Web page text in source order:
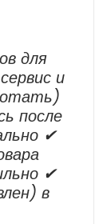
для
и
после
✔
✔
в